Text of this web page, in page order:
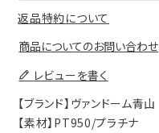
返品特約について
商品についてのお問い合わせ
レビューを書く
【ブランド】ヴァンドーム青山
【素材】PT950/プラチナ